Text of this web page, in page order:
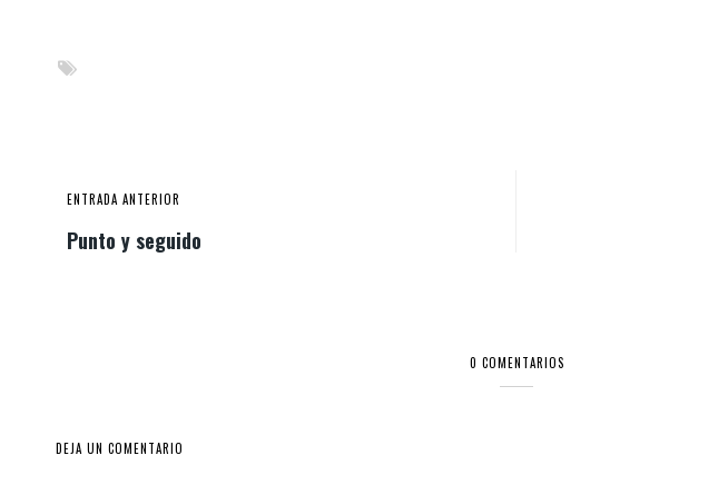
ENTRADA ANTERIOR
Punto y seguido
0 COMENTARIOS
DEJA UN COMENTARIO